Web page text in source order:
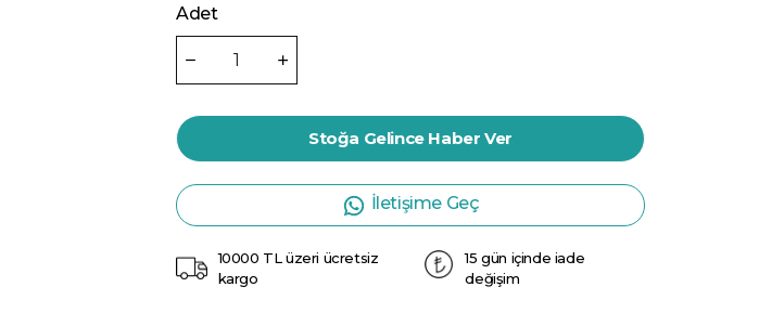
Adet
Stoğa Gelince Haber Ver
İletişime Geç
10000 TL üzeri ücretsiz
kargo
15 gün içinde iade
değişim